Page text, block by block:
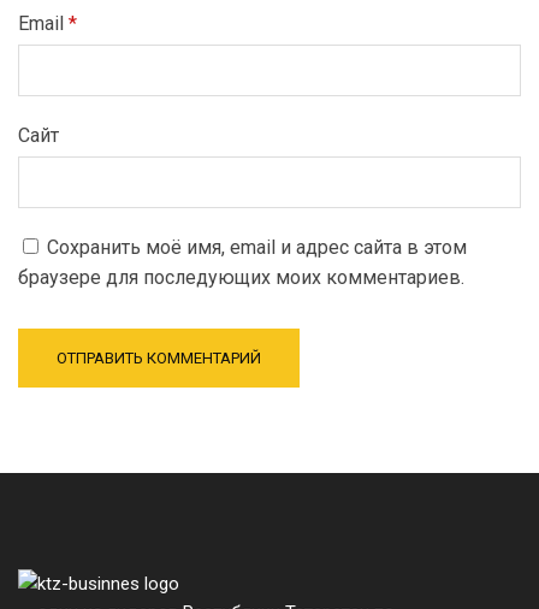
Email *
Сайт
Сохранить моё имя, email и адрес сайта в этом
браузере для последующих моих комментариев.